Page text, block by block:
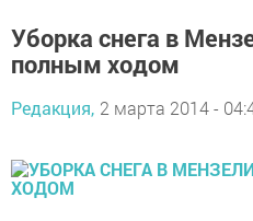
Уборка снега в
полным ходом
Редакция, 2 марта 2014 -